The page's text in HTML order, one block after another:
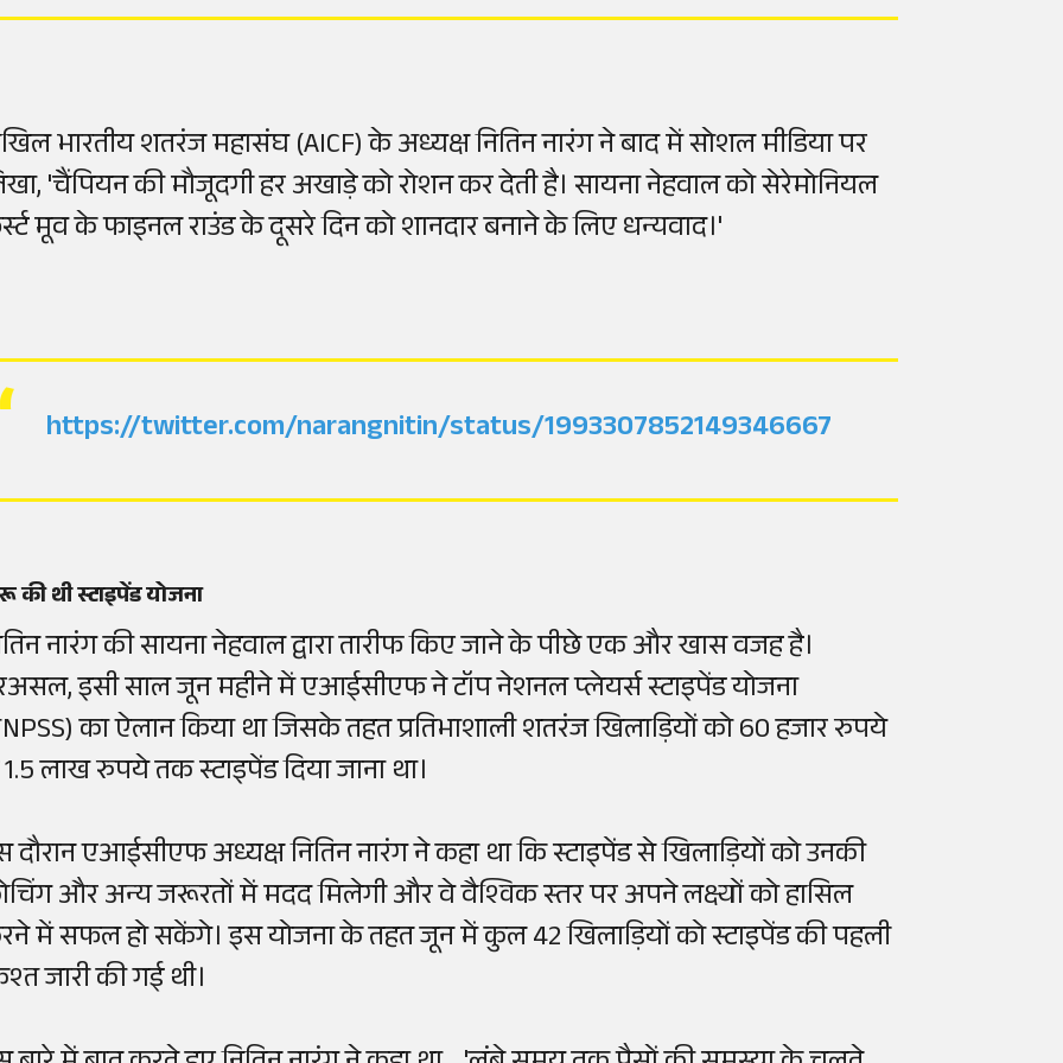
भारतीय शतरंज महासंघ (AICF) के अध्यक्ष नितिन नारंग ने बाद में सोशल मीडिया पर
'चैंपियन की मौजूदगी हर अखाड़े को रोशन कर देती है। सायना नेहवाल को सेरेमोनियल
मूव के फाइनल राउंड के दूसरे दिन को शानदार बनाने के लिए धन्यवाद।'
https://twitter.com/narangnitin/status/1993307852149346667
की थी स्टाइपेंड योजना
नारंग कीसायनानेहवालद्वारा तारीफ किए जाने के पीछे एक और खास वजह है।
इसी साल जून महीने मेंएआईसीएफनेटॉपनेशनलप्लेयर्सस्टाइपेंडयोजना
का ऐलान किया था जिसके तहत प्रतिभाशाली शतरंज खिलाड़ियों को 60 हजार रुपये
लाख रुपये तकस्टाइपेंडदिया जाना था।
दौरानएआईसीएफअध्यक्षनितिननारंग ने कहा था किस्टाइपेंडसे खिलाड़ियों को उनकी
और अन्य जरूरतों में मदद मिलेगी और वे वैश्विक स्तर पर अपने लक्ष्यों को हासिल
में सफल हो सकेंगे। इस योजना के तहत जून में कुल 42 खिलाड़ियों कोस्टाइपेंडकी पहली
जारी की गई थी।